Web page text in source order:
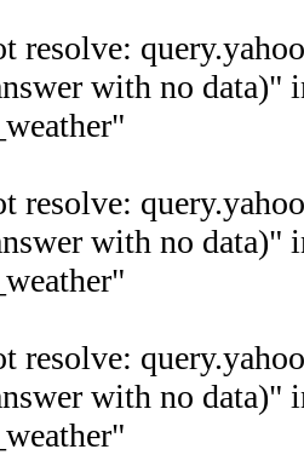
resolve:
with no data)"
resolve:
with no data)"
resolve:
with no data)"